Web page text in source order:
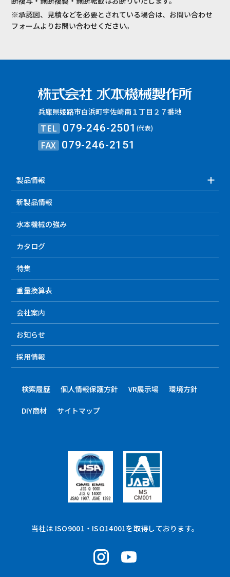
※承認図、見積などを必要とされている場合は、お問い合わせ
フォームよりお問い合わせください。
兵庫県姫路市白浜町宇佐崎南１丁目２７番地
TEL 079-246-2501(代表)
FAX 079-246-2151
製品情報
新製品情報
水本機械の強み
カタログ
特集
重量換算表
会社案内
お知らせ
採用情報
検索履歴 個人情報保護方針 VR展示場 環境方針
DIY商材 サイトマップ
当社は ISO9001・ISO14001を取得しております。